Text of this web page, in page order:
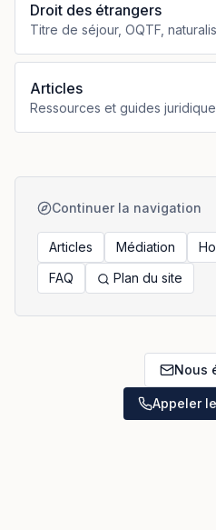
Droit des étrangers
Titre de séjour, OQTF,
Articles
Ressources et guides
Continuer la navigation
Articles Médiation
FAQ
Plan du site
Nous
Appeler